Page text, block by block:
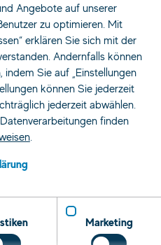
Uns
Cookie Einstellungen
Kontakt Meldestelle
Angebote auf unserer
zu optimieren. Mit
erklären Sie sich mit der
Andernfalls können
Sie auf „Einstellungen
können Sie jederzeit
jederzeit abwählen.
finden
.
Marketing